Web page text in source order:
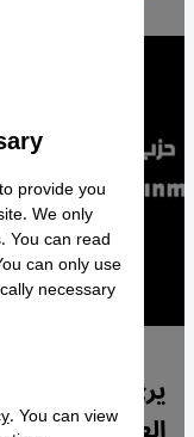
يري المحلل
provide you
We only
You can read
can only use
necessary.
Embed
Connect
Embed
. You can view